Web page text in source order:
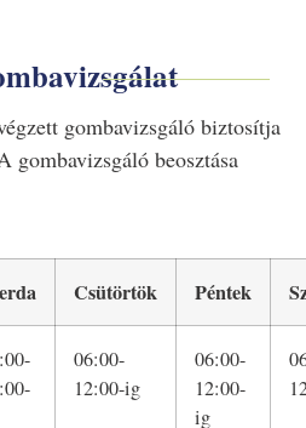
gombavizsgáló biztosítja
gombavizsgáló beosztása
Csütörtök Péntek
06:00-
12:00-ig
06:00-
12:00-
ig